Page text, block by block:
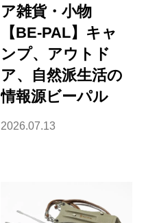
ア雑貨・小物
【BE-PAL】キャ
ンプ、アウトド
ア、自然派生活の
情報源ビーパル
2026.07.13